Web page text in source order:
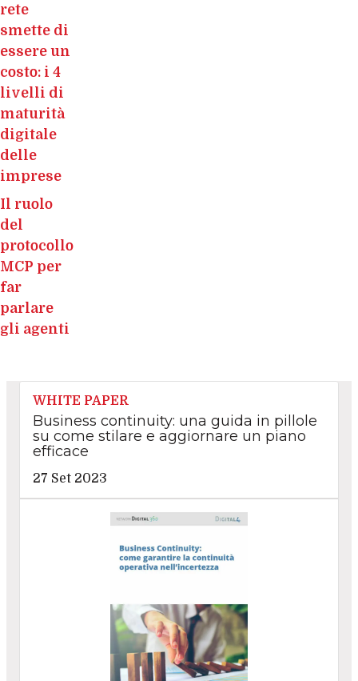
rete
smette di
essere un
costo: i 4
livelli di
maturità
digitale
delle
imprese
Il ruolo
del
protocollo
MCP per
far
parlare
gli agenti
WHITE PAPER
Business continuity: una guida in pillole
su come stilare e aggiornare un piano
efficace
27 Set 2023